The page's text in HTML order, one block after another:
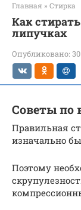
Главная » Стирка
Как
липучках
Опубликовано:
Советы по
Правильная
изначально
Поэтому